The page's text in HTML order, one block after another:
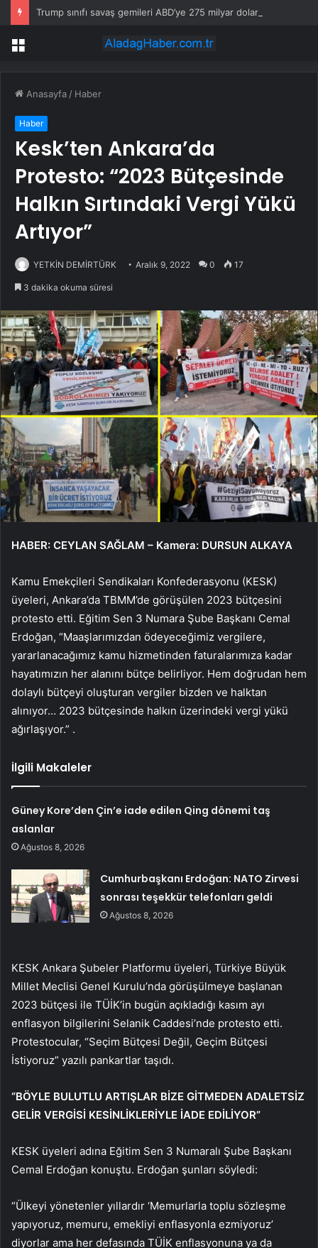
Menü
Anasayfa / Haber
Haber
Kesk’ten Ankara’da
Protesto: “2023 Bütçesinde
Halkın Sırtındaki Vergi Yükü
Artıyor”
YETKİN DEMİRTÜRK Aralık 9, 2022 0 17
3 dakika okuma süresi
HABER: CEYLAN SAĞLAM – Kamera: DURSUN ALKAYA
Kamu Emekçileri Sendikaları Konfederasyonu (KESK)
üyeleri, Ankara’da TBMM’de görüşülen 2023 bütçesini
protesto etti. Eğitim Sen 3 Numara Şube Başkanı Cemal
Erdoğan, “Maaşlarımızdan ödeyeceğimiz vergilere,
yararlanacağımız kamu hizmetinden faturalarımıza kadar
hayatımızın her alanını bütçe belirliyor. Hem doğrudan hem
dolaylı bütçeyi oluşturan vergiler bizden ve halktan
alınıyor… 2023 bütçesinde halkın üzerindeki vergi yükü
ağırlaşıyor.” .
İlgili Makaleler
Güney Kore’den Çin’e iade edilen Qing dönemi taş
aslanlar
Ağustos 8, 2026
Cumhurbaşkanı Erdoğan: NATO Zirvesi
sonrası teşekkür telefonları geldi
Ağustos 8, 2026
KESK Ankara Şubeler Platformu üyeleri, Türkiye Büyük
Millet Meclisi Genel Kurulu’nda görüşülmeye başlanan
2023 bütçesi ile TÜİK’in bugün açıkladığı kasım ayı
enflasyon bilgilerini Selanik Caddesi’nde protesto etti.
Protestocular, “Seçim Bütçesi Değil, Geçim Bütçesi
İstiyoruz” yazılı pankartlar taşıdı.
“BÖYLE BULUTLU ARTIŞLAR BİZE GİTMEDEN ADALETSİZ
GELİR VERGİSİ KESİNLİKLERİYLE İADE EDİLİYOR”
KESK üyeleri adına Eğitim Sen 3 Numaralı Şube Başkanı
Cemal Erdoğan konuştu. Erdoğan şunları söyledi:
“Ülkeyi yönetenler yıllardır ‘Memurlarla toplu sözleşme
yapıyoruz, memuru, emekliyi enflasyonla ezmiyoruz’
diyorlar ama her defasında TÜİK enflasyonuna ya da